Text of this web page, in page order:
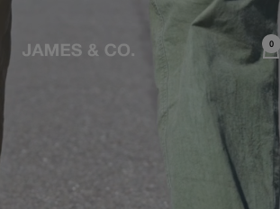
JAMES
&
CO.
0